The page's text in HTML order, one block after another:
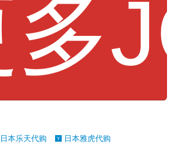
多
日本乐天代购 日本雅虎代购